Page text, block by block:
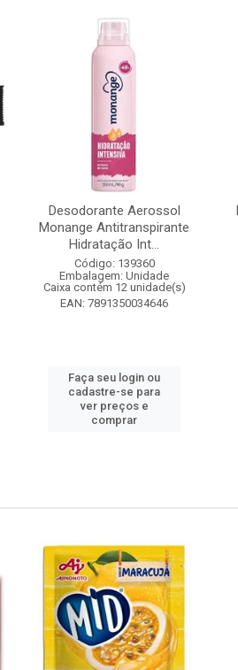
Desodorante Aerossol
Monange Antitranspirante
Hidratação Int...
Código: 139360
Embalagem: Unidade
Caixa contém 12 unidade(s)
EAN: 7891350034646
Faça seu login ou
cadastre-se para
ver preços e
comprar